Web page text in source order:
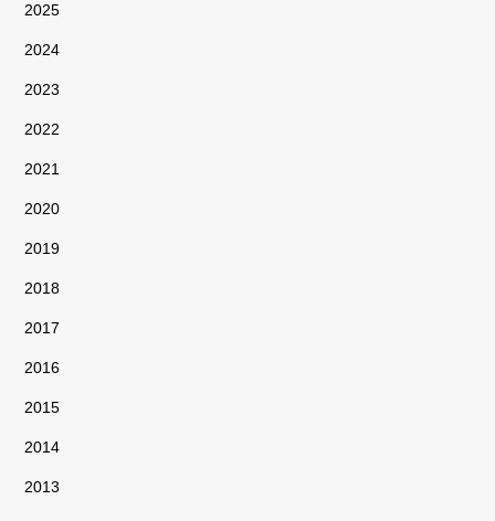
2025
2024
2023
2022
2021
2020
2019
2018
2017
2016
2015
2014
2013